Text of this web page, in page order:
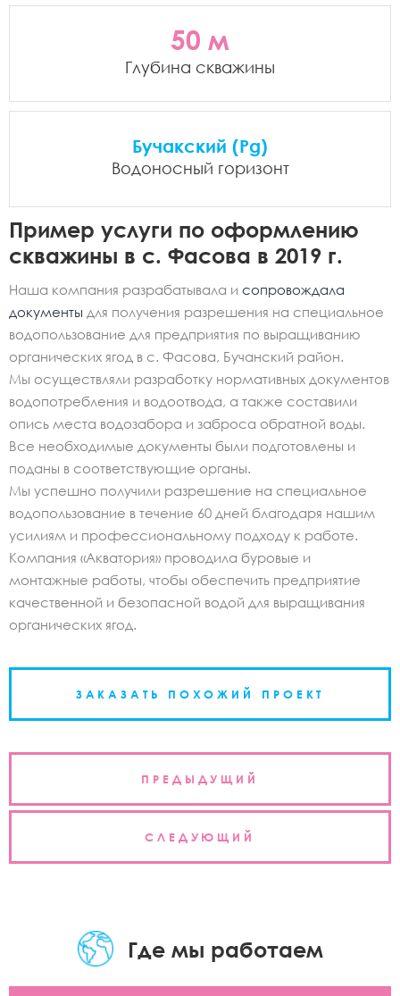
Пример услуги по оформлению
скважины в с. Фасова в 2019 г.
Наша компания разрабатывала и сопровождала
документы для получения разрешения на специальное
водопользование для предприятия по выращиванию
органических ягод в с. Фасова, Бучанский район.
Мы осуществляли разработку нормативных документов
водопотребления и водоотвода, а также составили
опись места водозабора и заброса обратной воды.
Все необходимые документы были подготовлены и
поданы в соответствующие органы.
Мы успешно получили разрешение на специальное
водопользование в течение 60 дней благодаря нашим
усилиям и профессиональному подходу к работе.
Компания «Акватория» проводила буровые и
монтажные работы, чтобы обеспечить предприятие
качественной и безопасной водой для выращивания
органических ягод.
50 м
Глубина скважины
Бучакский (Pg)
Водоносный горизонт
ЗАКАЗАТЬ ПОХОЖИЙ ПРОЕКТ
Навигация
записям
ПРЕДЫДУЩИЙ
СЛЕДУЮЩИЙ
Где мы работаем